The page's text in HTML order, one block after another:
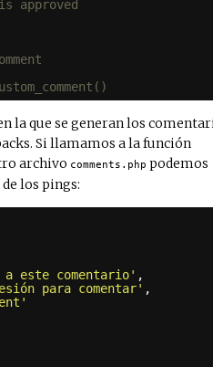
approved
la que se generan los
Si llamamos a la función
archivo comments.php podemos
los pings:
a este comentario' ,
para comentar' ,